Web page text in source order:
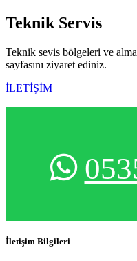
Teknik Servis
Teknik sevis bölgeleri ve
sayfasını ziyaret ediniz.
İLETİŞİM
İletişim Bilgileri